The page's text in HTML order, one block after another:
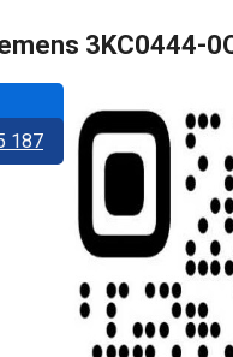
3KC0444-
187